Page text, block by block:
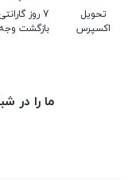
تحویل
اکسپرس
7 روز گارانتی
بازگشت وجه
ما را در